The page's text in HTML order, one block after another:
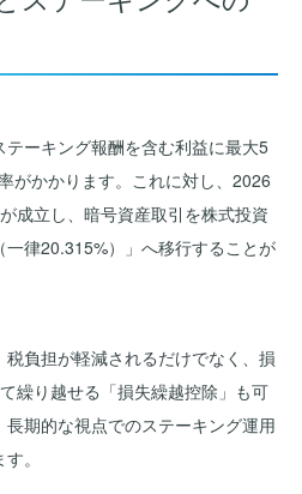
ーキング報酬を含む利益に最大5
がかかります。これに対し、2026
成立し、暗号資産取引を株式投資
律20.315%）」へ移行することが
負担が軽減されるだけでなく、損
繰り越せる「損失繰越控除」も可
期的な視点でのステーキング運用
。